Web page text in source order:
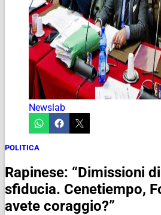
Newslab
POLITICA
Rapinese: “Dimissioni
sfiducia. Cenetiempo,
avete coraggio?”